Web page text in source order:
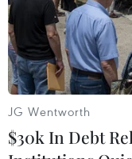
phần vận tải
xây dựng.
JG Wentworth
$30k In Debt